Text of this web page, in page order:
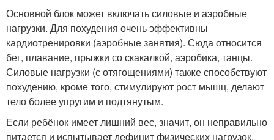
Основной блок может включать силовые и аэробные
нагрузки. Для похудения очень эффективны
кардиотренировки (аэробные занятия). Сюда относится
бег, плавание, прыжки со скакалкой, аэробика, танцы.
Силовые нагрузки (с отягощениями) также способствуют
похудению, кроме того, стимулируют рост мышц, делают
тело более упругим и подтянутым.
Если ребёнок имеет лишний вес, значит, он неправильно
питается и испытывает дефицит физических нагрузок.